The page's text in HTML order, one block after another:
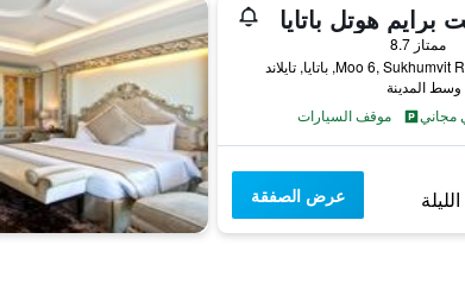
برايم هوتل باتايا
ممتاز 8.7
مجاني
موقف السيارات
عرض الصفقة